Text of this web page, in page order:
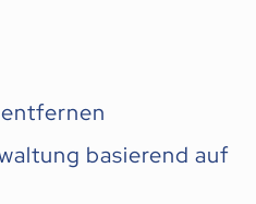
basierend auf